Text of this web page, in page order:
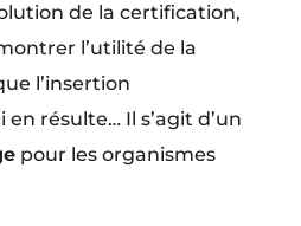
de la certification,
l’utilité de la
l’insertion
résulte… Il s’agit d’un
pour les organismes